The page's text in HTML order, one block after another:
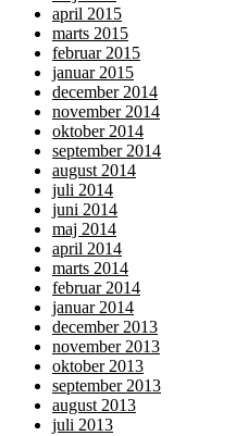
april 2015
marts 2015
februar 2015
januar 2015
december 2014
november 2014
oktober 2014
september 2014
august 2014
juli 2014
juni 2014
maj 2014
april 2014
marts 2014
februar 2014
januar 2014
december 2013
november 2013
oktober 2013
september 2013
august 2013
juli 2013